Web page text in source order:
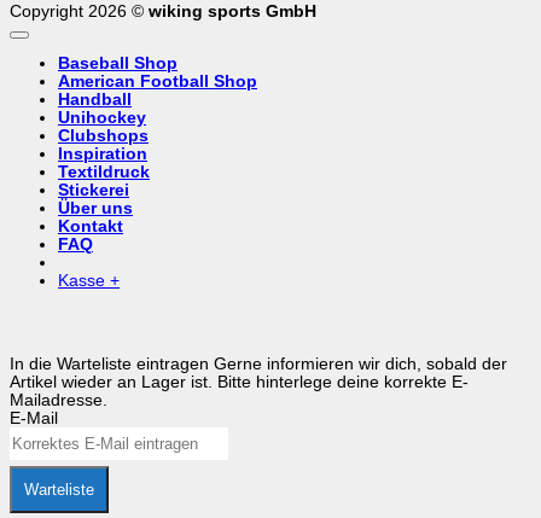
Copyright 2026 © wiking sports GmbH
Baseball Shop
American Football Shop
Handball
Unihockey
Clubshops
Inspiration
Textildruck
Stickerei
Über uns
Kontakt
FAQ
Kasse +
In die Warteliste eintragen Gerne informieren wir dich, sobald der
Artikel wieder an Lager ist. Bitte hinterlege deine korrekte E-
Mailadresse.
E-Mail
Warteliste